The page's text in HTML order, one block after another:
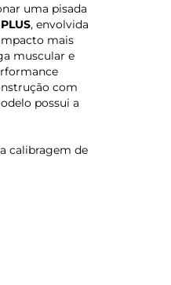
uma pisada
, envolvida
mais
muscular e
com
possui a
calibragem de